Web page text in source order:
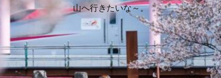
山へ行きたいな～。